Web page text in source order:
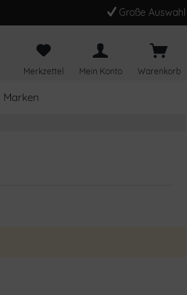
Große Auswahl
Merkzettel Mein Konto Warenkorb
Marken